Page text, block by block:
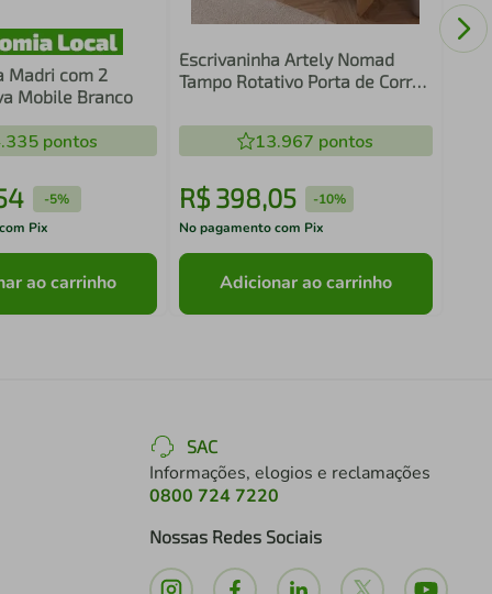
Madri com 2
Mobile Branco
pontos
-5%
Pix
ao carrinho
Escrivaninha Artely Nomad
Tampo Rotativo Porta de Correr
13.967 pontos
R$ 398,05 -10%
No pagamento com Pix
Adicionar ao carrinho
SAC
Informações, elogios e reclamações
0800 724 7220
Nossas Redes Sociais